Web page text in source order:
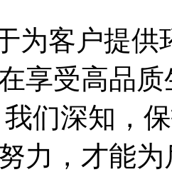
为客户提供
享受高品
们深知，
力，才能